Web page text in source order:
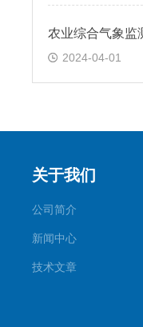
2024-04-01
关于我们
公司简介
新闻中心
技术文章